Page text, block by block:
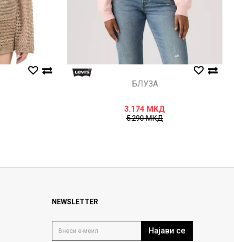
БЛУЗА
3.174 МКД
5.290МКД
NEWSLETTER
Најави се